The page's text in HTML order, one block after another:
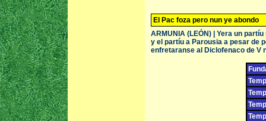
El Pac foza pero nun ye abondo
ARMUNIA (LEÓN) | Yera un
y el partíu a Parousia a pesar de
enfretaranse al Diclofenaco de V